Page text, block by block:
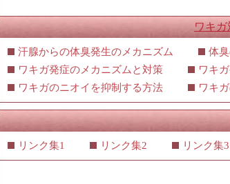
ワキガ
汗腺からの体臭発生のメカニズム 体
ワキガ発症のメカニズムと対策
ワキ
ワキガのニオイを抑制する方法
ワキ
リンク集1 リンク集2 リンク集3